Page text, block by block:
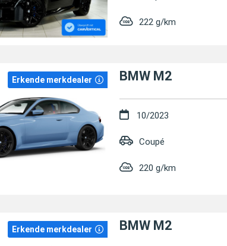
222 g/km
Erkende merkdealer BMW M2
10/2023
Coupé
220 g/km
Erkende merkdealer BMW M2